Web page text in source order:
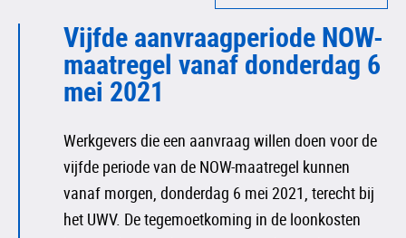
Vijfde aanvraagperiode NOW-
maatregel vanaf donderdag 6
mei 2021
Werkgevers die een aanvraag willen doen voor de
vijfde periode van de NOW-maatregel kunnen
vanaf morgen, donderdag 6 mei 2021, terecht bij
het UWV. De tegemoetkoming in de loonkosten